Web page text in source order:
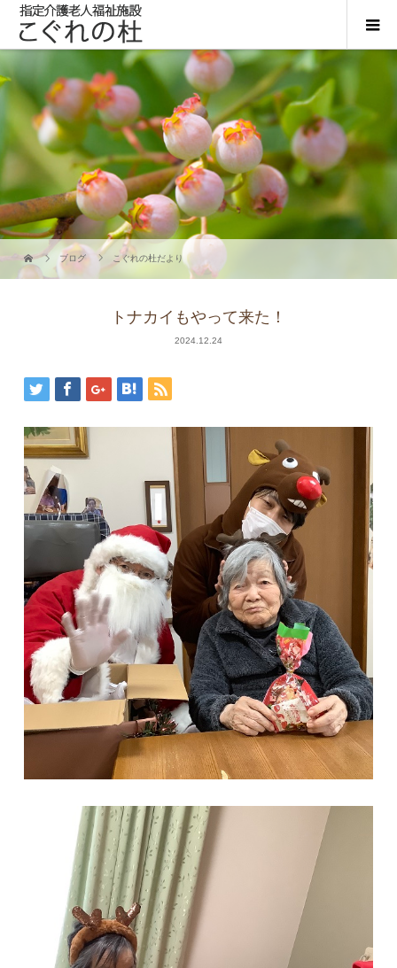
ブログ こぐれの杜だより
トナカイもやって来た！
2024.12.24